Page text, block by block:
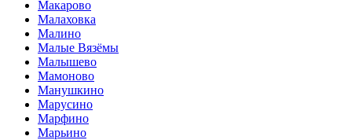
Макарово
Малаховка
Малино
Малые Вязёмы
Малышево
Мамоново
Манушкино
Марусино
Марфино
Марьино